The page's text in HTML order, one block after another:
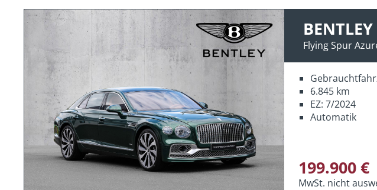
Flying Spur
6.845 km
EZ: 7/2024
Automatik
199.900 €
MwSt. nicht